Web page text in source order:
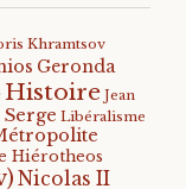
Khramtsov
Geronda
Histoire Jean
Libéralisme
Hiérotheos
Nicolas II